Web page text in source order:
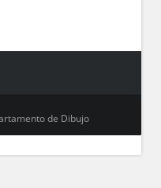
de Dibujo